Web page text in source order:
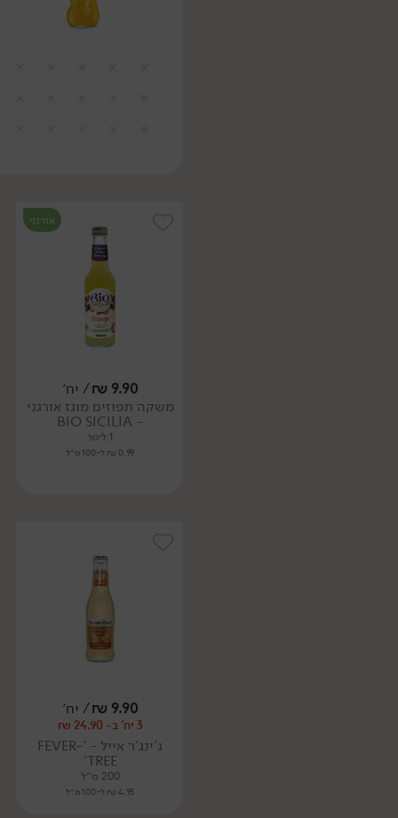
אורגני
9.90
₪/ יח׳
משקה תפוזים מוגז אורגני
- BIO SICILIA
1 ליטר
0.99 ₪ ל-100 מ״ל
9.90
₪/ יח׳
3 יח' ב- 24.90 ₪
ג'ינג'ר אייל - 'FEVER-
TREE'
200 מ״ל
4.95 ₪ ל-100 מ״ל